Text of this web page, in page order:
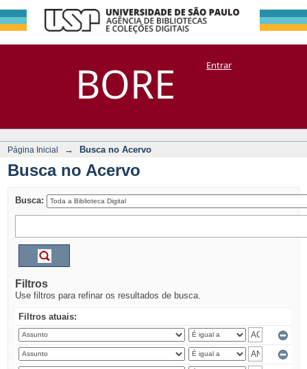
BORE
Busca no Acervo
DSpace/Manakin + CoriscoEntrar
Página Inicial → Busca no Acervo
Busca no Acervo
Busca:
Filtros
Use filtros para refinar os resultados de busca.
Filtros atuais: